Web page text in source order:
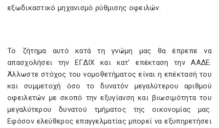
εξωδικαστικό μηχανισμό ρύθμισης οφειλών.
Το ζήτημα αυτό κατά τη γνώμη μας θα έπρεπε να
απασχολήσει την ΕΓΔΙΧ και κατ’ επέκταση την ΑΑΔΕ.
Άλλωστε στόχος του νομοθετήματος είναι η επέκτασή του
και συμμετοχή όσο το δυνατόν μεγαλύτερου αριθμού
οφειλετών με σκοπό την εξυγίανση και βιωσιμότητα του
μεγαλύτερου δυνατού τμήματος της οικονομίας μας.
Εφόσον ελεύθερος επαγγελματίας μπορεί να εξυπηρετήσει